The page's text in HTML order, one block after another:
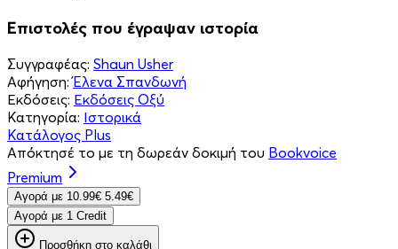
Επιστολές που έγραψαν ιστορία
Συγγραφέας: Shaun Usher
Αφήγηση: Έλενα Σπανδωνή
Εκδόσεις: Εκδόσεις Οξύ
Κατηγορία: Ιστορικά
Κατάλογος Plus
Απόκτησέ το με τη δωρεάν δοκιμή του Bookvoice
Premium
Aγορά με 10.99€ 5.49€
Aγορά με 1 Credit
Προσθήκη στο καλάθι